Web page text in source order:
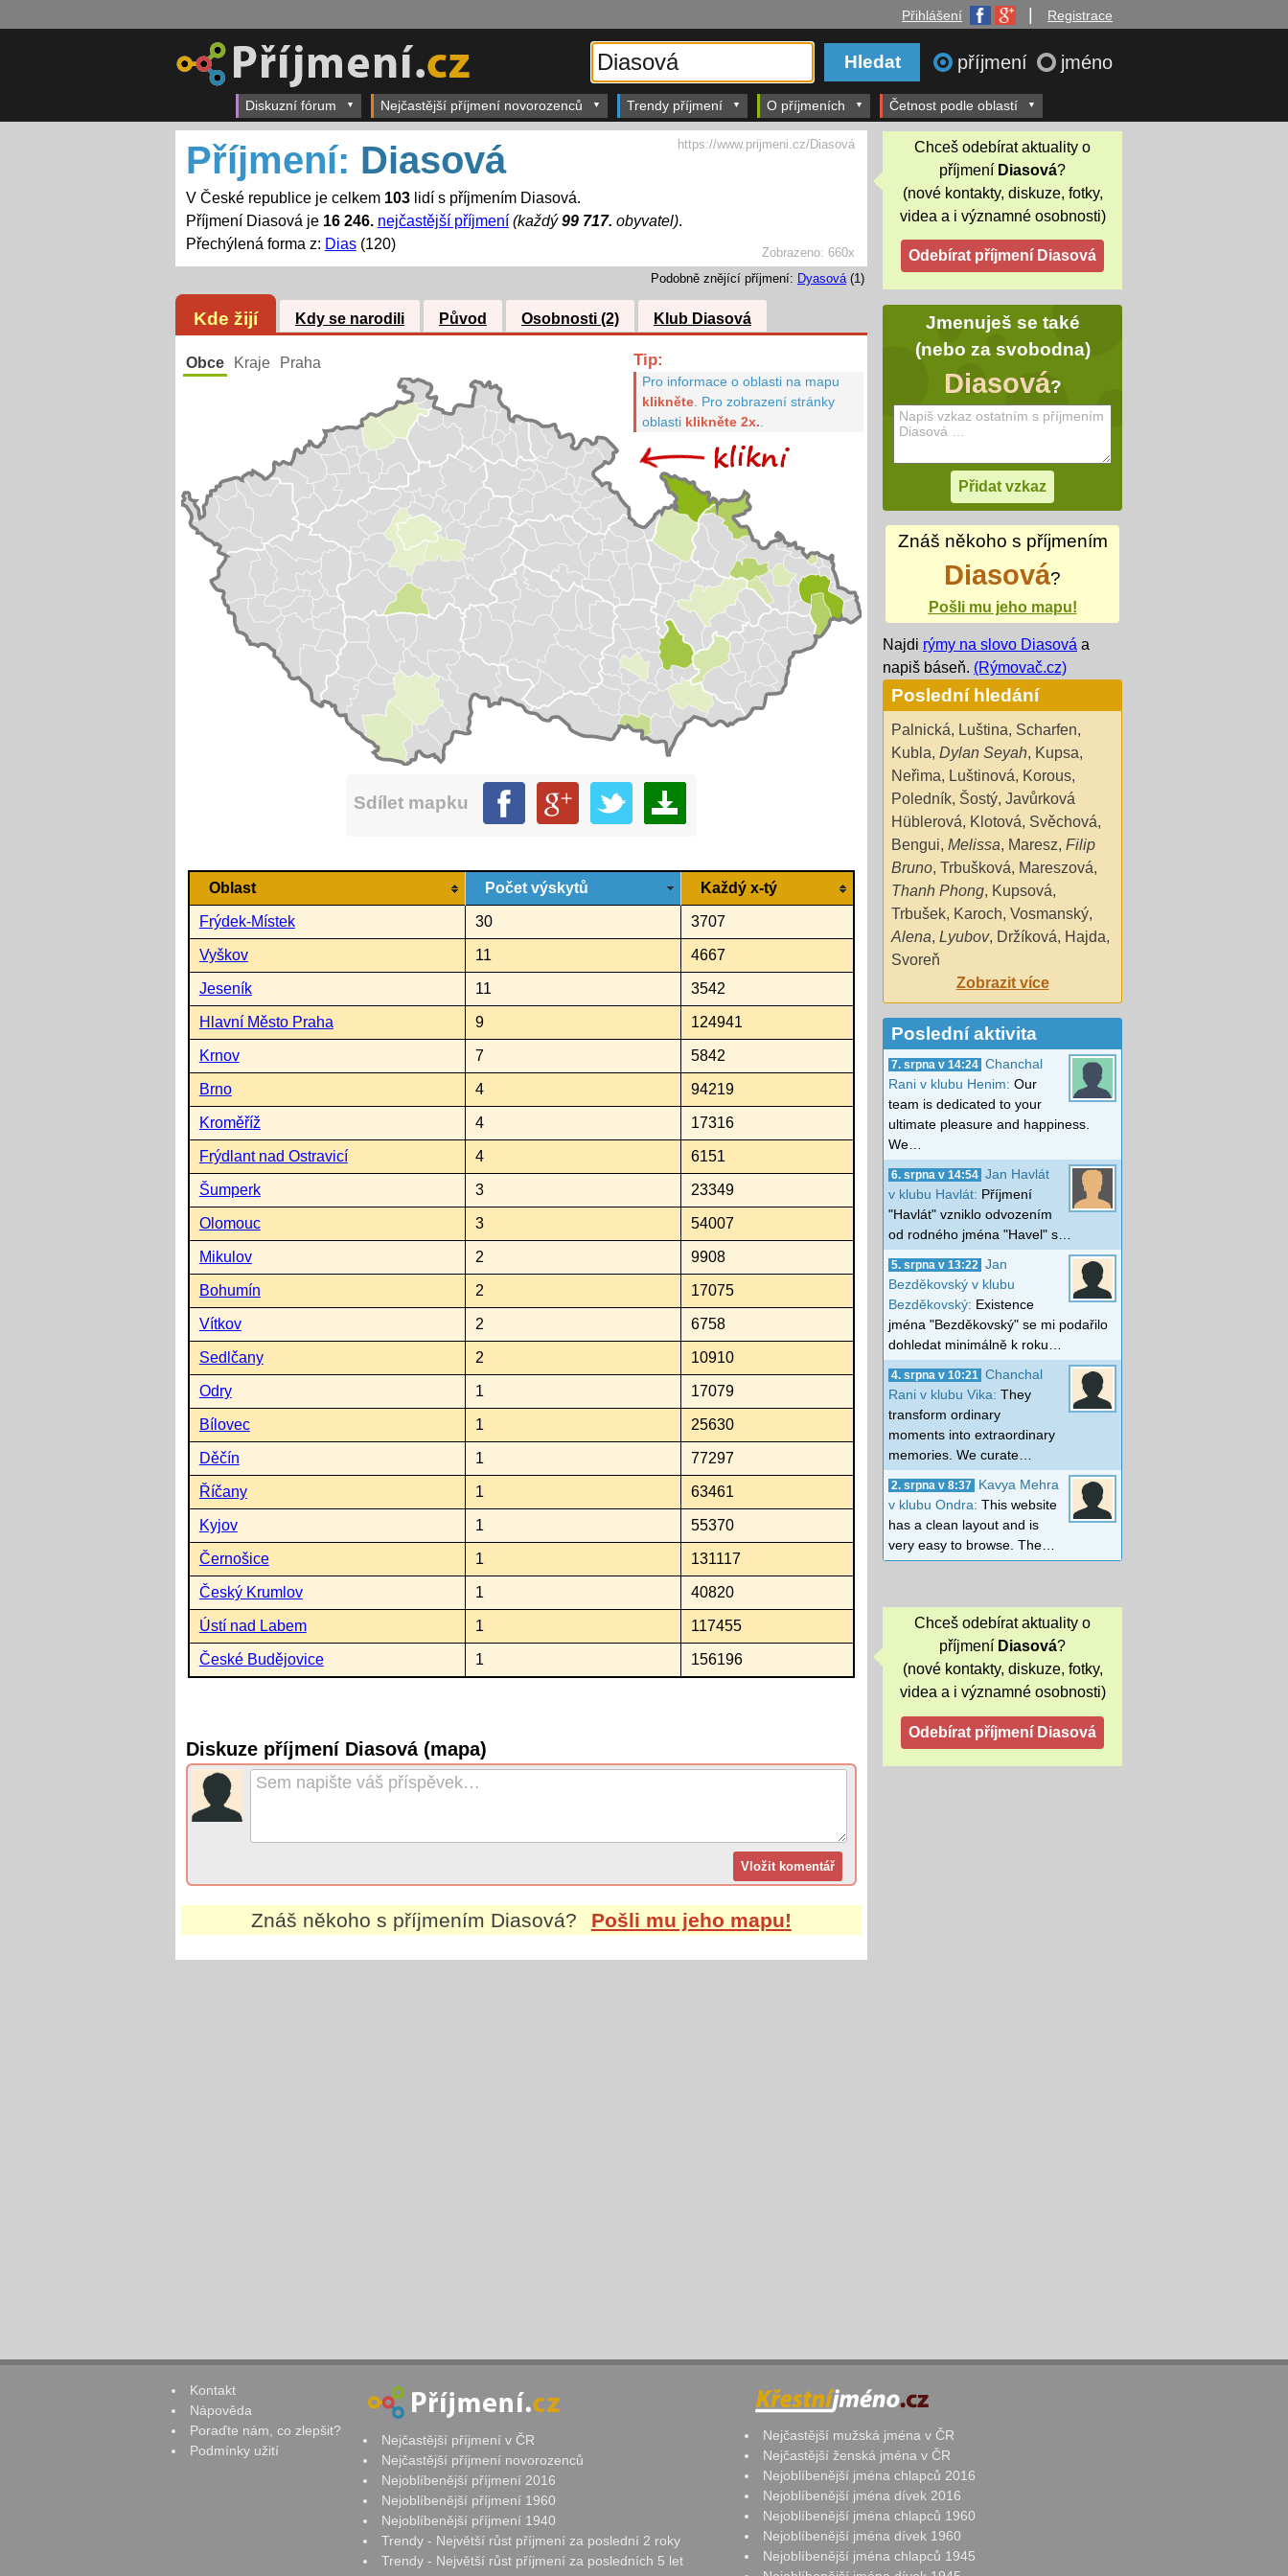
Přihlášení Registrace
příjmení jméno
Diskuzní fórum Nejčastější příjmení novorozenců Trendy příjmení O příjmeních Četnost podle oblastí
Zobrazeno:660x
Příjmení: Diasová
V České republice je celkem 103lidí s příjmením Diasová.
Příjmení Diasová je 16 246. nejčastější příjmení (každý99 717. obyvatel).
Přechýlená forma z: Dias(120)
https://www.prijmeni.cz/Diasová
Podobně znějící příjmení: Dyasová(1)
Kde žijí Kdy se narodili Původ Osobnosti (2) Klub Diasová
Obce Kraje Praha Tip:
Pro informace o oblasti na mapu
klikněte. Pro zobrazení stránky
oblasti klikněte 2x.
Sdílet mapku
Oblast Počet výskytů Každý x-tý
Frýdek-Místek 30 3707
Vyškov 11 4667
Jeseník 11 3542
Hlavní Město Praha 9 124941
Krnov 7 5842
Brno 4 94219
Kroměříž 4 17316
Frýdlant nad Ostravicí 4 6151
Šumperk 3 23349
Olomouc 3 54007
Mikulov 2 9908
Bohumín 2 17075
Vítkov 2 6758
Sedlčany 2 10910
Odry 1 17079
Bílovec 1 25630
Děčín 1 77297
Říčany 1 63461
Kyjov 1 55370
Černošice 1 131117
Český Krumlov 1 40820
Ústí nad Labem 1 117455
České Budějovice 1 156196
Diskuze příjmení Diasová (mapa)
Znáš někoho s příjmením Diasová? Pošli mu jeho mapu!
Chceš odebírat aktuality o
příjmení Diasová?
(nové kontakty, diskuze, fotky,
videa a i významné osobnosti)
Jmenuješ se také
(nebo za svobodna)
Diasová?
Znáš někoho s příjmením
Diasová?
Pošli mu jeho mapu!
Najdi rýmy na slovo Diasová a
napiš báseň. (Rýmovač.cz)
Poslední hledání
Palnická, Luština, Scharfen,
Kubla, Dylan Seyah, Kupsa,
Neřima, Luštinová, Korous,
Poledník, Šostý, Javůrková
Hüblerová, Klotová, Svěchová,
Bengui, Melissa, Maresz, Filip
Bruno, Trbušková, Mareszová,
Thanh Phong, Kupsová,
Trbušek, Karoch, Vosmanský,
Alena, Lyubov, Držíková, Hajda,
Svoreň
Zobrazit více
Poslední aktivita
7. srpna v 14:24 Chanchal
Rani v klubu Henim: Our
team is dedicated to your
ultimate pleasure and happiness.
We…
6. srpna v 14:54 Jan Havlát
v klubu Havlát: Příjmení
"Havlát" vzniklo odvozením
od rodného jména "Havel" s…
5. srpna v 13:22
Jan
Bezděkovský v klubu
Bezděkovský: Existence
jména "Bezděkovský" se mi podařilo
dohledat minimálně k roku…
4. srpna v 10:21
Chanchal
Rani v klubu Vika: They
transform ordinary
moments into extraordinary
memories. We curate…
2. srpna v 8:37
Kavya Mehra
v klubu Ondra: This website
has a clean layout and is
very easy to browse. The…
Chceš odebírat aktuality o
příjmení Diasová?
(nové kontakty, diskuze, fotky,
videa a i významné osobnosti)
Kontakt
Nápověda
Poraďte nám, co zlepšit?
Podmínky užití
Nejčastější příjmení v ČR
Nejčastější příjmení novorozenců
Nejoblíbenější příjmení 2016
Nejoblíbenější příjmení 1960
Nejoblíbenější příjmení 1940
Trendy - Největší růst příjmení za poslední 2 roky
Trendy - Největší růst příjmení za posledních 5 let
Nejčastější mužská jména v ČR
Nejčastější ženská jména v ČR
Nejoblíbenější jména chlapců 2016
Nejoblíbenější jména dívek 2016
Nejoblíbenější jména chlapců 1960
Nejoblíbenější jména dívek 1960
Nejoblíbenější jména chlapců 1945